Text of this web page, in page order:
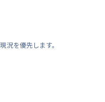
を優先します。